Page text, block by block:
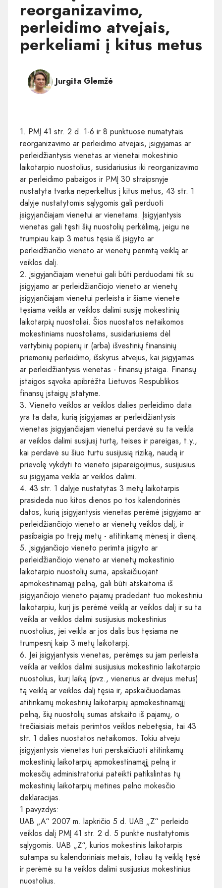
reorganizavimo,
perleidimo atvejais,
perkeliami į kitus metus
Jurgita Glemžė
1. PMĮ 41 str. 2 d. 1-6 ir 8 punktuose numatytais
reorganizavimo ar perleidimo atvejais, įsigyjamas ar
perleidžiantysis vienetas ar vienetai mokestinio
laikotarpio nuostolius, susidariusius iki reorganizavimo
ar perleidimo pabaigos ir PMĮ 30 straipsnyje
nustatyta tvarka neperkeltus į kitus metus, 43 str. 1
dalyje nustatytomis sąlygomis gali perduoti
įsigyjančiajam vienetui ar vienetams. Įsigyjantysis
vienetas gali tęsti šių nuostolių perkėlimą, jeigu ne
trumpiau kaip 3 metus tęsia iš įsigyto ar
perleidžiančio vieneto ar vienetų perimtą veiklą ar
veiklos dalį.
2. Įsigyjančiajam vienetui gali būti perduodami tik su
įsigyjamo ar perleidžiančiojo vieneto ar vienetų
įsigyjančiajam vienetui perleista ir šiame vienete
tęsiama veikla ar veiklos dalimi susiję mokestinių
laikotarpių nuostoliai. Šios nuostatos netaikomos
mokestiniams nuostoliams, susidariusiems dėl
vertybinių popierių ir (arba) išvestinių finansinių
priemonių perleidimo, išskyrus atvejus, kai įsigyjamas
ar perleidžiantysis vienetas - finansų įstaiga. Finansų
įstaigos sąvoka apibrėžta Lietuvos Respublikos
finansų įstaigų įstatyme.
3. Vieneto veiklos ar veiklos dalies perleidimo data
yra ta data, kurią įsigyjamas ar perleidžiantysis
vienetas įsigyjančiajam vienetui perdavė su ta veikla
ar veiklos dalimi susijusį turtą, teises ir pareigas, t.y.,
kai perdavė su šiuo turtu susijusią riziką, naudą ir
prievolę vykdyti to vieneto įsipareigojimus, susijusius
su įsigyjama veikla ar veiklos dalimi.
4. 43 str. 1 dalyje nustatytas 3 metų laikotarpis
prasideda nuo kitos dienos po tos kalendorinės
datos, kurią įsigyjantysis vienetas perėmė įsigyjamo ar
perleidžiančiojo vieneto ar vienetų veiklos dalį, ir
pasibaigia po trejų metų - atitinkamą mėnesį ir dieną.
5. Įsigyjančiojo vieneto perimta įsigyto ar
perleidžiančiojo vieneto ar vienetų mokestinio
laikotarpio nuostolių suma, apskaičiuojant
apmokestinamąjį pelną, gali būti atskaitoma iš
įsigyjančiojo vieneto pajamų pradedant tuo mokestiniu
laikotarpiu, kurį jis perėmė veiklą ar veiklos dalį ir su ta
veikla ar veiklos dalimi susijusius mokestinius
nuostolius, jei veikla ar jos dalis bus tęsiama ne
trumpesnį kaip 3 metų laikotarpį.
6. Jei įsigyjantysis vienetas, perėmęs su jam perleista
veikla ar veiklos dalimi susijusius mokestinio laikotarpio
nuostolius, kurį laiką (pvz., vienerius ar dvejus metus)
tą veiklą ar veiklos dalį tęsia ir, apskaičiuodamas
atitinkamų mokestinių laikotarpių apmokestinamąjį
pelną, šių nuostolių sumas atskaito iš pajamų, o
trečiaisiais metais perimtos veiklos nebetęsia, tai 43
str. 1 dalies nuostatos netaikomos. Tokiu atveju
įsigyjantysis vienetas turi perskaičiuoti atitinkamų
mokestinių laikotarpių apmokestinamąjį pelną ir
mokesčių administratoriui pateikti patikslintas tų
mokestinių laikotarpių metines pelno mokesčio
deklaracijas.
1 pavyzdys:
UAB „A“ 2007 m. lapkričio 5 d. UAB „Z“ perleido
veiklos dalį PMĮ 41 str. 2 d. 5 punkte nustatytomis
sąlygomis. UAB „Z“, kurios mokestinis laikotarpis
sutampa su kalendoriniais metais, toliau tą veiklą tęsė
ir perėmė su ta veiklos dalimi susijusius mokestinius
nuostolius.